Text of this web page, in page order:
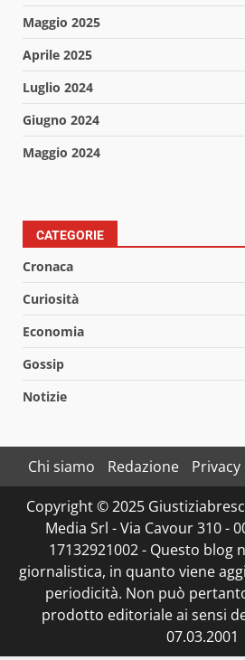
Maggio 2025
Aprile 2025
Luglio 2024
Giugno 2024
Maggio 2024
CATEGORIE
Cronaca
Curiosità
Economia
Gossip
Notizie
Chi siamo Redazione Privacy
Copyright © 2025
Media Srl - Via Cavour 310 -
17132921002 - Questo blog
giornalistica, in quanto viene
periodicità. Non può
prodotto editoriale ai sensi
07.03.2001